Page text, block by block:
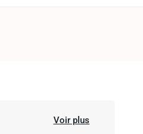
Voir plus